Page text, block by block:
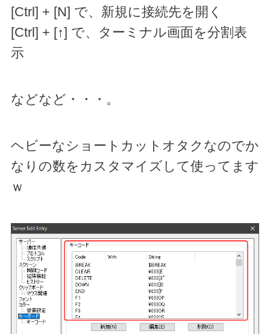
[Ctrl] + [N] で、新規に接続先を開く
[Ctrl] + [↑] で、ターミナル画面を分割表
示
などなど・・・。
ヘビーなショートカットオタクなのでか
なりの数をカスタマイズして使ってます
ｗ